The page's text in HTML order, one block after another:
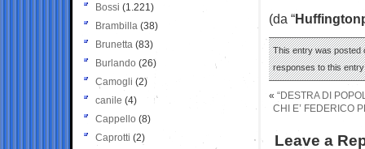
(da “
This entry was posted
responses to this
« “DESTRA DI
CHI E’ FEDERICO
Leave a
Bossi (1.221)
Brambilla (38)
Brunetta (83)
Burlando (26)
Camogli (2)
canile (4)
Cappello (8)
Caprotti (2)